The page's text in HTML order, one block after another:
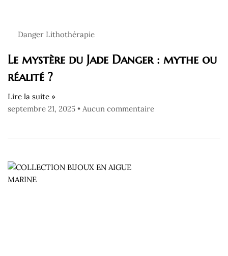
Danger Lithothérapie
Le mystère du Jade Danger : mythe ou
réalité ?
Lire la suite »
septembre 21, 2025
Aucun commentaire